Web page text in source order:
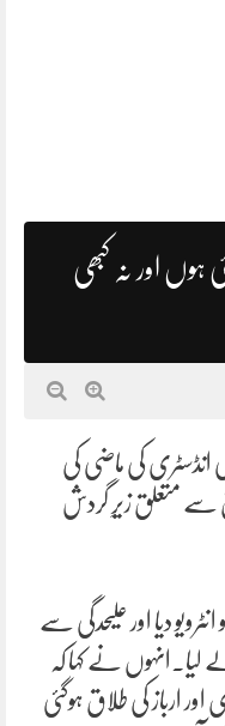
ہوں اور نہ کبھی
انڈسٹری کی ماضی کی
سے متعلق زیرِ گردش
دیا اور علیحدگی سے
لیا۔انہوں نے کہا کہ
ارباز کی طلاق ہوگئی